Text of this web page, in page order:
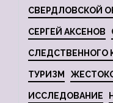
СВЕРДЛОВСКОЙ
СЕРГЕЙ АКСЕНОВ
СЛЕДСТВЕННОГО
ТУРИЗМ
ИССЛЕДОВАНИЕ